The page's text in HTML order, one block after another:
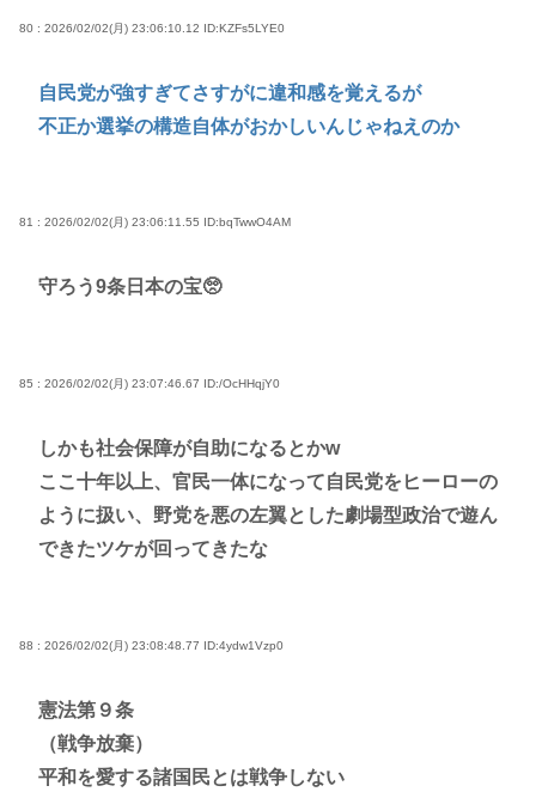
80 : 2026/02/02(月) 23:06:10.12 ID:KZFs5LYE0
自民党が強すぎてさすがに違和感を覚えるが
不正か選挙の構造自体がおかしいんじゃねえのか
81 : 2026/02/02(月) 23:06:11.55 ID:bqTwwO4AM
守ろう9条日本の宝🥺
85 : 2026/02/02(月) 23:07:46.67 ID:/OcHHqjY0
しかも社会保障が自助になるとかw
ここ十年以上、官民一体になって自民党をヒーローの
ように扱い、野党を悪の左翼とした劇場型政治で遊ん
できたツケが回ってきたな
88 : 2026/02/02(月) 23:08:48.77 ID:4ydw1Vzp0
憲法第９条
（戦争放棄）
平和を愛する諸国民とは戦争しない